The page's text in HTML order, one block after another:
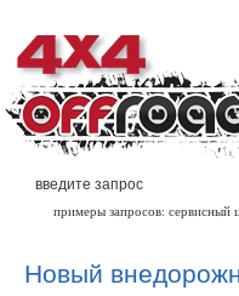
примеры запросов: сервисный
Новый